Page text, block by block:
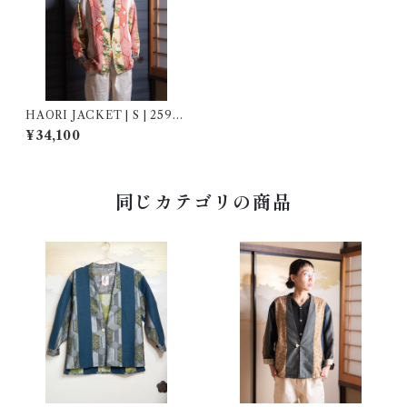
HAORI JACKET | S | 2590
02
¥34,100
同じカテゴリの商品